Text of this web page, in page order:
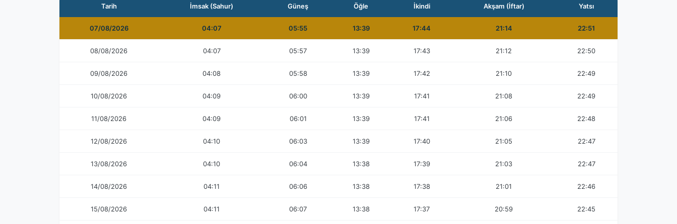
Tarih İmsak (Sahur) Güneş Öğle İkindi Akşam (İftar) Yatsı
07/08/2026 04:07 05:55 13:39 17:44 21:14 22:51
08/08/2026 04:07 05:57 13:39 17:43 21:12 22:50
09/08/2026 04:08 05:58 13:39 17:42 21:10 22:49
10/08/2026 04:09 06:00 13:39 17:41 21:08 22:49
11/08/2026 04:09 06:01 13:39 17:41 21:06 22:48
12/08/2026 04:10 06:03 13:39 17:40 21:05 22:47
13/08/2026 04:10 06:04 13:38 17:39 21:03 22:47
14/08/2026 04:11 06:06 13:38 17:38 21:01 22:46
15/08/2026 04:11 06:07 13:38 17:37 20:59 22:45